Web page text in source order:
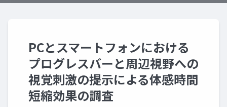
PCとスマートフォンにおける
プログレスバーと周辺視野への
視覚刺激の提示による体感時間
短縮効果の調査